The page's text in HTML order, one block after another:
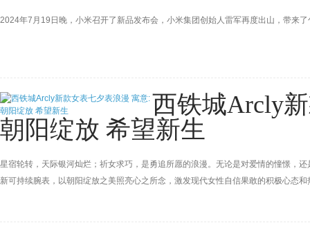
2024年7月19日晚，小米召开了新品发布会，小米集团创始人雷军再度出山，带来
西铁城Arcly
朝阳绽放 希望新生
星宿轮转，天际银河灿烂；祈女求巧，是勇追所愿的浪漫。无论是对爱情的憧憬，
新可持续腕表，以朝阳绽放之美照亮心之所念，激发现代女性自信果敢的积极心态